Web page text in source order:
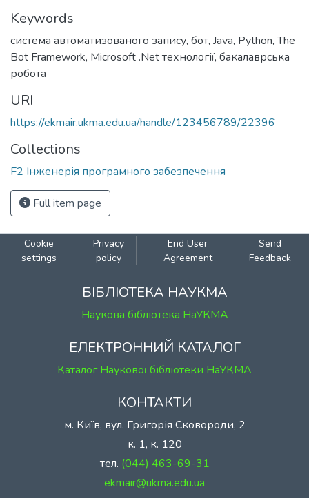
Keywords
система автоматизованого запису, бот, Java, Python,The
Bot Framework, Microsoft .Net технології, бакалаврська
робота
URI
https://ekmair.ukma.edu.ua/handle/123456789/22396
Collections
F2 Інженерія програмного забезпечення
Full item page
Cookie
settings
Privacy
policy
End User
Agreement
Send
Feedback
БІБЛІОТЕКА НАУКМА
Наукова бібліотека НаУКМА
ЕЛЕКТРОННИЙ КАТАЛОГ
Каталог Наукової бібліотеки НаУКМА
КОНТАКТИ
м. Київ, вул. Григорія Сковороди, 2
к. 1, к. 120
тел. (044) 463-69-31
ekmair@ukma.edu.ua